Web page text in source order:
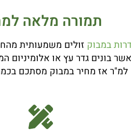
תמורה מלאה
במבוק זולים משמעותית
בונים גדר עץ או אלומיניום
אז מחיר במבוק מסתכם